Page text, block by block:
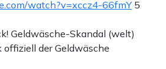
watch?v=xccz4-66fmY5
Geldwäsche-Skandal (welt)
offiziell der Geldwäsche